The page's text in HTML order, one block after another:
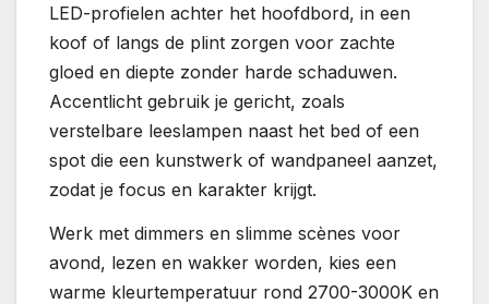
LED-profielen achter het hoofdbord, in een
koof of langs de plint zorgen voor zachte
gloed en diepte zonder harde schaduwen.
Accentlicht gebruik je gericht, zoals
verstelbare leeslampen naast het bed of een
spot die een kunstwerk of wandpaneel aanzet,
zodat je focus en karakter krijgt.
Werk met dimmers en slimme scènes voor
avond, lezen en wakker worden, kies een
warme kleurtemperatuur rond 2700-3000K en